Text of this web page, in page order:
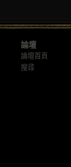
論壇
論壇首頁
搜尋